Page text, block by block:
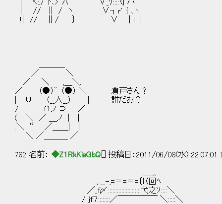
| く:./^ﾄ､> ∧ ∨_ﾘ::::〈| ハ
| // || / ヽ. ∨┐r' .{ ､ヽ
!| // || / ｝ ∨ | l |
／ ＼
／ ＼ ,＿＼.
／ （●）゛ （●） ＼ 倉戸さん？
| ∪ （__人__） | 誰だお？
/ ∩ノ ⊃ ／
( ＼ ／ ＿ノ | |
.＼ “ ／＿＿| |
＼ ／＿＿＿ ／
782 名前： ◆Z1RkKisGbQ [] 投稿日：2011/06/08(水) 22:07:01
_＿,、
, __-,=＝=＝=〔{〈回ﾍ
／_f〆::::::::::::::::::::::弋之ｿ::::＼
/ ｊf７::::::::／￣￣￣￣￣ ＼:::::＼